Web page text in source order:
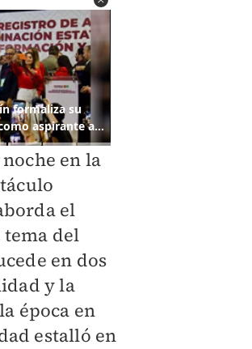
en la
el
del
en dos
y la
época en
estalló en